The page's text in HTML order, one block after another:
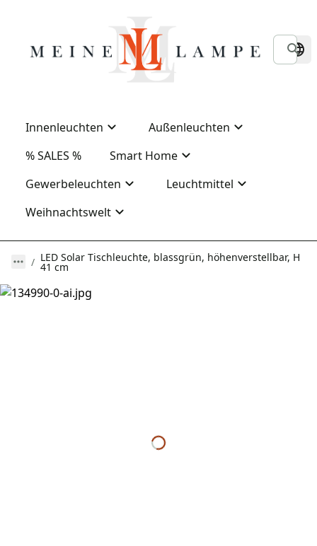
Innenleuchten
Außenleuchten
% SALES %
Smart Home
Gewerbeleuchten
Leuchtmittel
Weihnachtswelt
LED Solar Tischleuchte, blassgrün, höhenverstellbar, H
41 cm